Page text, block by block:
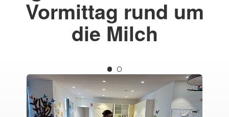
Vormittag rund um
die Milch